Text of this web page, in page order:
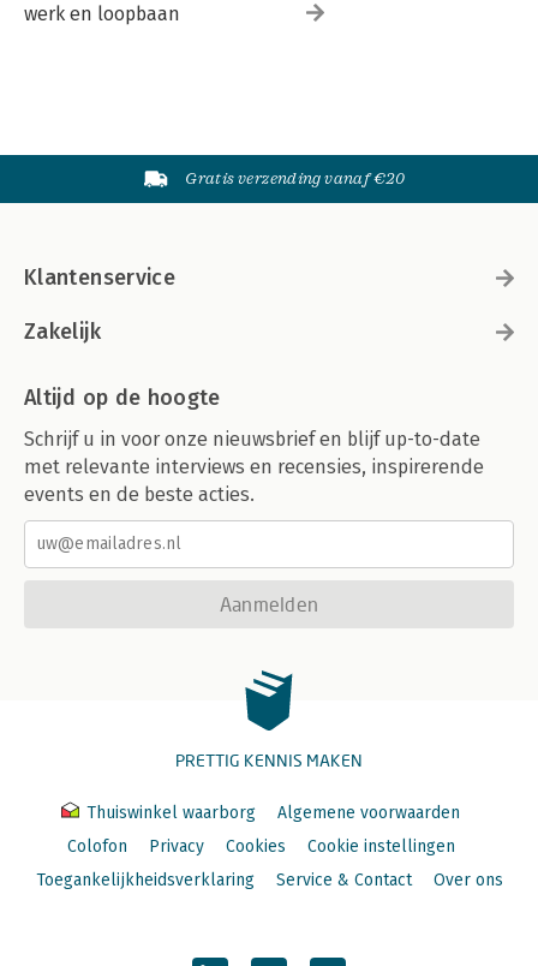
werk en loopbaan
Gratis verzending vanaf €20
Klantenservice
Zakelijk
Altijd op de hoogte
Schrijf u in voor onze nieuwsbrief en blijf up-to-date
met relevante interviews en recensies, inspirerende
events en de beste acties.
Aanmelden
PRETTIG KENNIS MAKEN
Thuiswinkel waarborg
Algemene voorwaarden
Colofon
Privacy Cookies
Cookie instellingen
Toegankelijkheidsverklaring
Service & Contact Over ons